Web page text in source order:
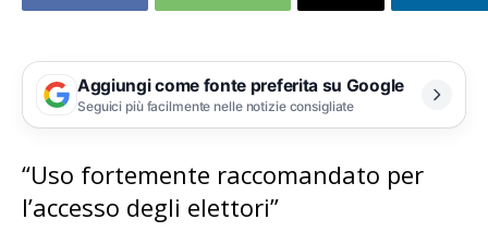
Aggiungi come fonte preferita su Google
Seguici più facilmente nelle notizie consigliate
“Uso fortemente raccomandato per
l’accesso degli elettori”